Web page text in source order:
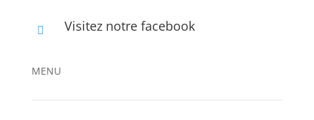
 Visitez notre facebook
MENU